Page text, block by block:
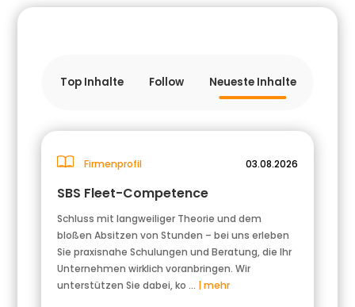
Top Inhalte Follow Neueste Inhalte
Firmenprofil 03.08.2026
SBS Fleet-Competence
Schluss mit langweiliger Theorie und dem
bloßen Absitzen von Stunden – bei uns erleben
Sie praxisnahe Schulungen und Beratung, die Ihr
Unternehmen wirklich voranbringen. Wir
unterstützen Sie dabei, ko … | mehr